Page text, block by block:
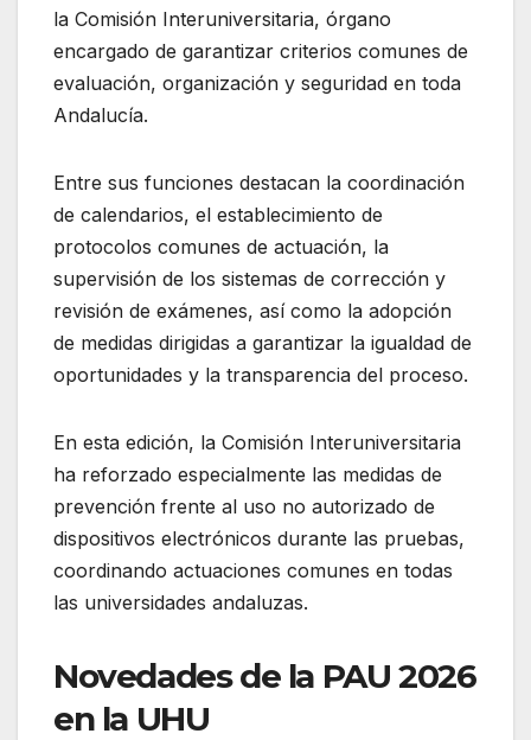
la Comisión Interuniversitaria, órgano
encargado de garantizar criterios comunes de
evaluación, organización y seguridad en toda
Andalucía.
Entre sus funciones destacan la coordinación
de calendarios, el establecimiento de
protocolos comunes de actuación, la
supervisión de los sistemas de corrección y
revisión de exámenes, así como la adopción
de medidas dirigidas a garantizar la igualdad de
oportunidades y la transparencia del proceso.
En esta edición, la Comisión Interuniversitaria
ha reforzado especialmente las medidas de
prevención frente al uso no autorizado de
dispositivos electrónicos durante las pruebas,
coordinando actuaciones comunes en todas
las universidades andaluzas.
Novedades de la PAU 2026
en la UHU